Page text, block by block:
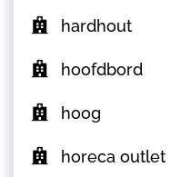
hardhout
hoofdbord
hoog
horeca outlet